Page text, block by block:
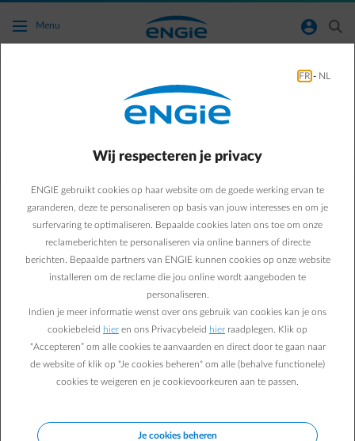
Ga naar de hoofdinhoud
Menu normal-account-circle search
Hoe kan ik mijn productie en besparing van
mijn zonnepanelen opvolgen?
arrow-left Terug naar contactpagina
Je kan de productie van je zonnepanelen opvolgen via de app of de
website van je omvormer. Elk merk omvormer heeft een app of een
website waarmee dit kan. Je installateur kan je hier meer informatie
over bezorgen.
Heb je een digitale meter, dan weet je precies hoeveel je
zonnepanelen opleveren dankzij onze gratis
ENGIE Smart App
• Per uur, per dag, per maand, per jaar in kWh en euro volgens je
contract
• Controleer of je afrekening doorheen het jaar nog in lijn ligt met
je maandelijkse betalingen
FR - NL
Wij respecteren je privacy
ENGIE gebruikt cookies op haar website om de goede werking ervan te
garanderen, deze te personaliseren op basis van jouw interesses en om je
surfervaring te optimaliseren. Bepaalde cookies laten ons toe om onze
reclameberichten te personaliseren via online banners of directe
berichten. Bepaalde partners van ENGIE kunnen cookies op onze website
installeren om de reclame die jou online wordt aangeboden te
personaliseren.
Indien je meer informatie wenst over ons gebruik van cookies kan je ons
cookiebeleid hier en ons Privacybeleid hier raadplegen. Klik op
“Accepteren” om alle cookies te aanvaarden en direct door te gaan naar
de website of klik op "Je cookies beheren" om alle (behalve functionele)
cookies te weigeren en je cookievoorkeuren aan te passen.
Je cookies beheren